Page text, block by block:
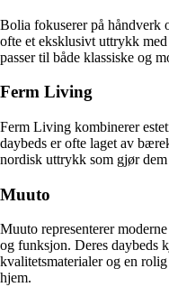
Bolia fokuserer på håndverk
ofte et eksklusivt uttrykk
passer til både klassiske og
Ferm Living
Ferm Living kombinerer
daybeds er ofte laget av
nordisk uttrykk som gjør
Muuto
Muuto representerer
og funksjon. Deres daybeds
kvalitetsmaterialer og en
hjem.